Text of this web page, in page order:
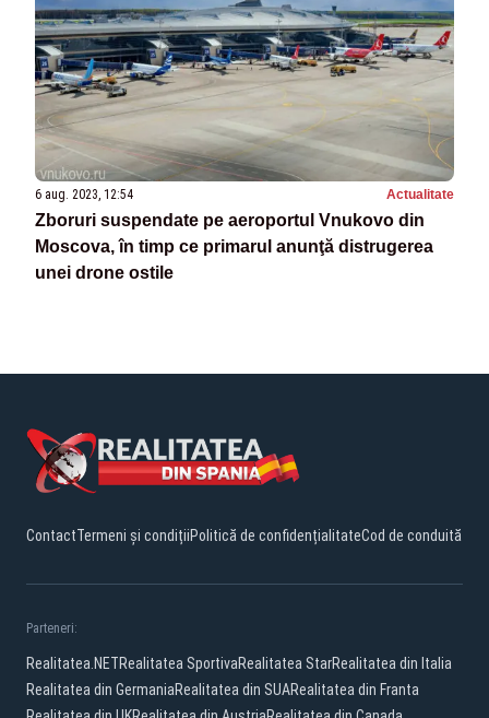
6 aug. 2023, 12:54 Actualitate
Zboruri suspendate pe aeroportul Vnukovo din
Moscova, în timp ce primarul anunţă distrugerea
unei drone ostile
ContactTermeni și condițiiPolitică de confidențialitateCod de conduită
Parteneri:
Realitatea.NETRealitatea SportivaRealitatea StarRealitatea din Italia
Realitatea din GermaniaRealitatea din SUARealitatea din Franta